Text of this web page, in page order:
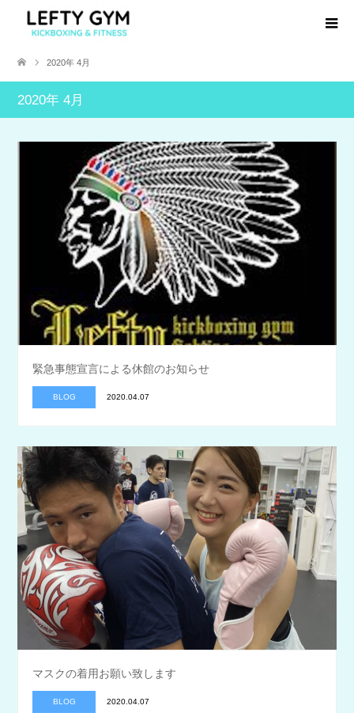
2020年 4月
2020年 4月
緊急事態宣言による休館のお知らせ
BLOG 2020.04.07
マスクの着用お願い致します
BLOG 2020.04.07